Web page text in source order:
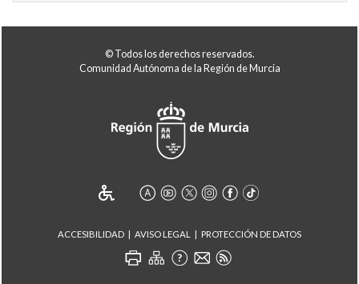
© Todos los derechos reservados.
Comunidad Autónoma de la Región de Murcia
ACCESIBILIDAD AVISO LEGAL PROTECCIÓN DE DATOS